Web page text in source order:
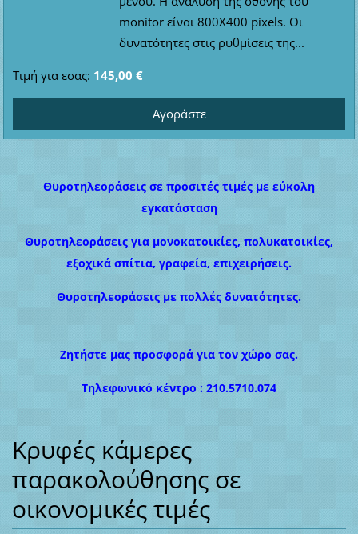
monitor είναι 800Χ400 pixels. Οι
δυνατότητες στις ρυθμίσεις της...
Τιμή για εσας: 145,00 €
Θυροτηλεοράσεις σε προσιτές τιμές με εύκολη
εγκατάσταση
Θυροτηλεοράσεις για μονοκατοικίες, πολυκατοικίες,
εξοχικά σπίτια, γραφεία, επιχειρήσεις.
Θυροτηλεοράσεις με πολλές δυνατότητες.
Ζητήστε μας προσφορά για τον χώρο σας.
Τηλεφωνικό κέντρο : 210.5710.074
Κρυφές κάμερες
παρακολούθησης σε
οικονομικές τιμές